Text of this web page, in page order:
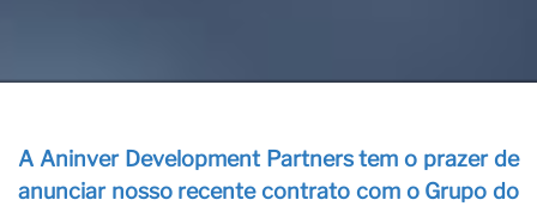
A Aninver Development Partners tem o prazer de
anunciar nosso recente contrato com o Grupo do